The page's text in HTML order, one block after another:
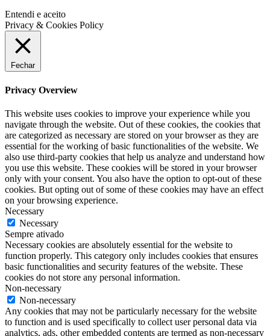
Entendi e aceito
Privacy & Cookies Policy
Fechar
Privacy Overview
This website uses cookies to improve your experience while you
navigate through the website. Out of these cookies, the cookies that
are categorized as necessary are stored on your browser as they are
essential for the working of basic functionalities of the website. We
also use third-party cookies that help us analyze and understand how
you use this website. These cookies will be stored in your browser
only with your consent. You also have the option to opt-out of these
cookies. But opting out of some of these cookies may have an effect
on your browsing experience.
Necessary
Necessary
Sempre ativado
Necessary cookies are absolutely essential for the website to
function properly. This category only includes cookies that ensures
basic functionalities and security features of the website. These
cookies do not store any personal information.
Non-necessary
Non-necessary
Any cookies that may not be particularly necessary for the website
to function and is used specifically to collect user personal data via
analytics, ads, other embedded contents are termed as non-necessary